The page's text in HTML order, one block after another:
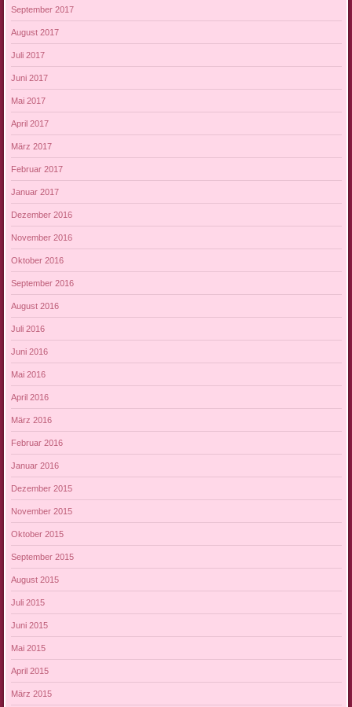
September 2017
August 2017
Juli 2017
Juni 2017
Mai 2017
April 2017
März 2017
Februar 2017
Januar 2017
Dezember 2016
November 2016
Oktober 2016
September 2016
August 2016
Juli 2016
Juni 2016
Mai 2016
April 2016
März 2016
Februar 2016
Januar 2016
Dezember 2015
November 2015
Oktober 2015
September 2015
August 2015
Juli 2015
Juni 2015
Mai 2015
April 2015
März 2015